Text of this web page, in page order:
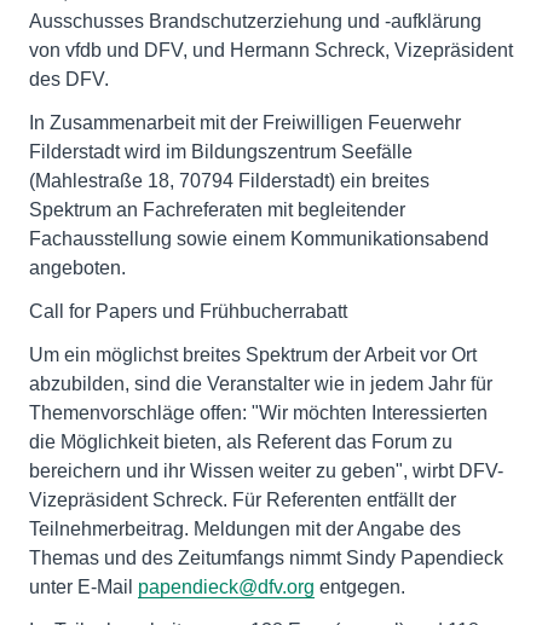
Ausschusses Brandschutzerziehung und -aufklärung
von vfdb und DFV, und Hermann Schreck, Vizepräsident
des DFV.
In Zusammenarbeit mit der Freiwilligen Feuerwehr
Filderstadt wird im Bildungszentrum Seefälle
(Mahlestraße 18, 70794 Filderstadt) ein breites
Spektrum an Fachreferaten mit begleitender
Fachausstellung sowie einem Kommunikationsabend
angeboten.
Call for Papers und Frühbucherrabatt
Um ein möglichst breites Spektrum der Arbeit vor Ort
abzubilden, sind die Veranstalter wie in jedem Jahr für
Themenvorschläge offen: "Wir möchten Interessierten
die Möglichkeit bieten, als Referent das Forum zu
bereichern und ihr Wissen weiter zu geben", wirbt DFV-
Vizepräsident Schreck. Für Referenten entfällt der
Teilnehmerbeitrag. Meldungen mit der Angabe des
Themas und des Zeitumfangs nimmt Sindy Papendieck
unter E-Mail papendieck@dfv.org entgegen.